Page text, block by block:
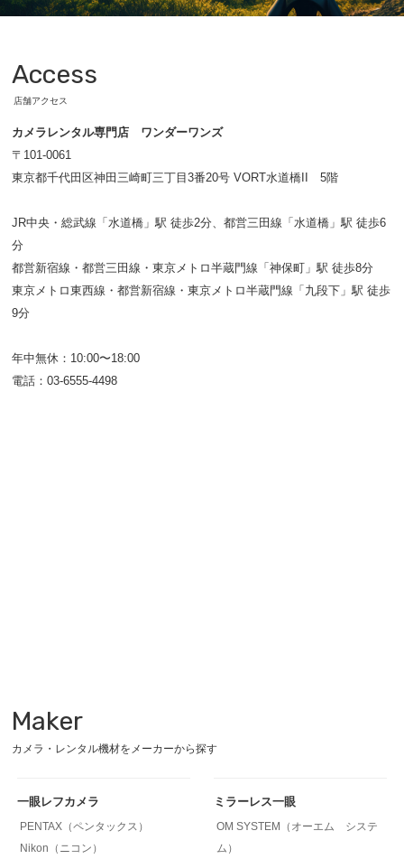
Access
店舗アクセス
カメラレンタル専門店 ワンダーワンズ
〒101-0061
東京都千代田区神田三崎町三丁目3番20号 VORT水道橋II 5階
JR中央・総武線「水道橋」駅 徒歩2分、都営三田線「水道橋」駅 徒歩6
分
都営新宿線・都営三田線・東京メトロ半蔵門線「神保町」駅 徒歩8分
東京メトロ東西線・都営新宿線・東京メトロ半蔵門線「九段下」駅 徒歩
9分
年中無休：10:00〜18:00
電話：03-6555-4498
Maker
カメラ・レンタル機材をメーカーから探す
一眼レフカメラ
PENTAX（ペンタックス）
Nikon（ニコン）
ミラーレス一眼
OM SYSTEM（オーエム システ
ム）